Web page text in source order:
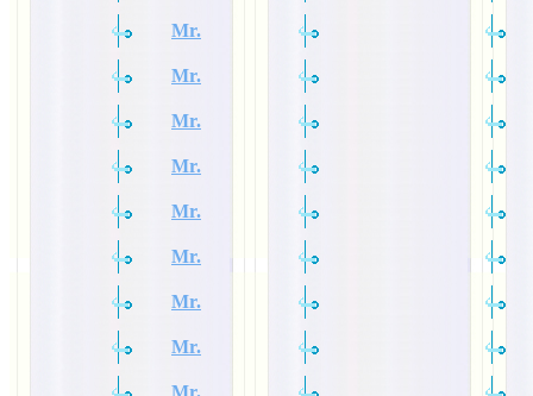
Mr.
Mr.
Mr.
Mr.
Mr.
Mr.
Mr.
Mr.
Mr.